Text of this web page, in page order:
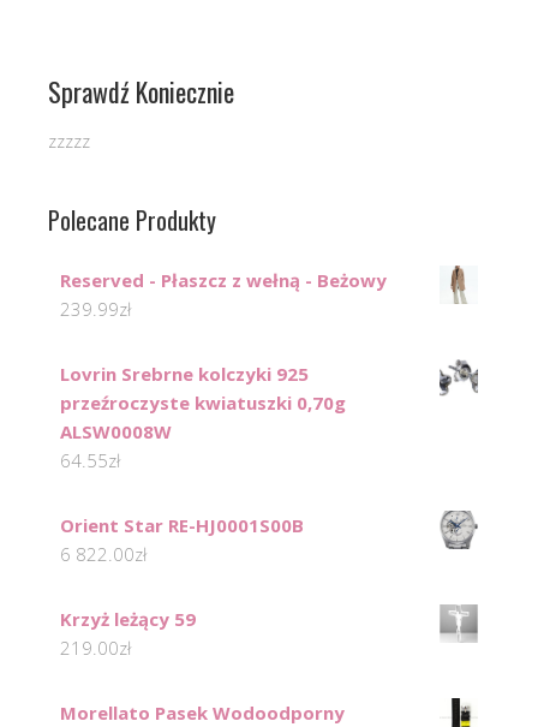
Sprawdź Koniecznie
zzzzz
Polecane Produkty
Reserved - Płaszcz z wełną - Beżowy
239.99zł
Lovrin Srebrne kolczyki 925
przeźroczyste kwiatuszki 0,70g
ALSW0008W
64.55zł
Orient Star RE-HJ0001S00B
6 822.00zł
Krzyż leżący 59
219.00zł
Morellato Pasek Wodoodporny